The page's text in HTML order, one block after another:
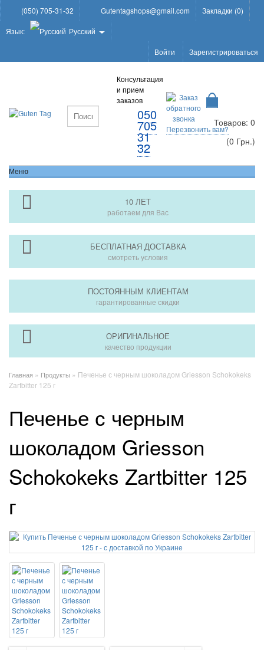
(050) 705-31-32 Gutentagshops@gmail.com Закладки (0)
Язык: Русский
Войти Зарегистрироваться
Консультация
и прием
заказов
050
705
31
32
Перезвонить вам?
Товаров: 0
(0 Грн.)
Меню
10 ЛЕТ
работаем для Вас
БЕСПЛАТНАЯ ДОСТАВКА
смотреть условия
ПОСТОЯННЫМ КЛИЕНТАМ
гарантированные скидки
ОРИГИНАЛЬНОЕ
качество продукции
Главная » Продукты » Печенье с черным шоколадом Griesson Schokokeks
Zartbitter 125 г
Печенье с черным
шоколадом Griesson
Schokokeks Zartbitter 125
г